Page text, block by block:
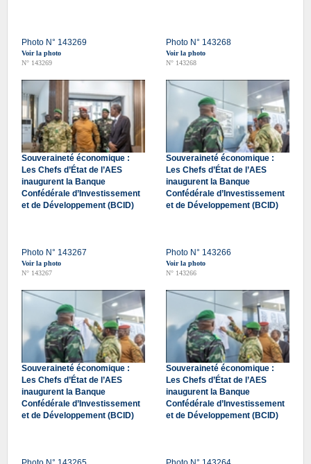
Photo N° 143269
Voir la photo
N° 143269
Photo N° 143268
Voir la photo
N° 143268
Souveraineté économique :
Les Chefs d’État de l’AES
inaugurent la Banque
Confédérale d’Investissement
et de Développement (BCID)
Photo N° 143267
Voir la photo
N° 143267
Souveraineté économique :
Les Chefs d’État de l’AES
inaugurent la Banque
Confédérale d’Investissement
et de Développement (BCID)
Photo N° 143266
Voir la photo
N° 143266
Souveraineté économique :
Les Chefs d’État de l’AES
inaugurent la Banque
Confédérale d’Investissement
et de Développement (BCID)
Souveraineté économique :
Les Chefs d’État de l’AES
inaugurent la Banque
Confédérale d’Investissement
et de Développement (BCID)